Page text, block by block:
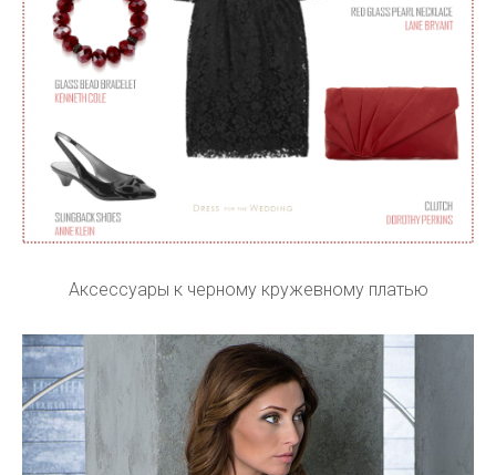
Аксессуары к черному кружевному платью